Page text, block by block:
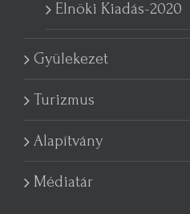
Elnöki Kiadás-2020
Gyülekezet
Turizmus
Alapítvány
Médiatár